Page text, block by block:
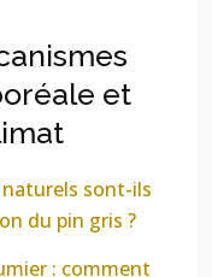
et
sont-ils
du pin gris ?
: comment